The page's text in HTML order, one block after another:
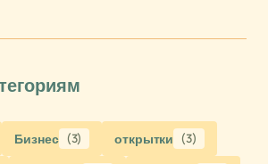
Бизнес (3) открытки (3)